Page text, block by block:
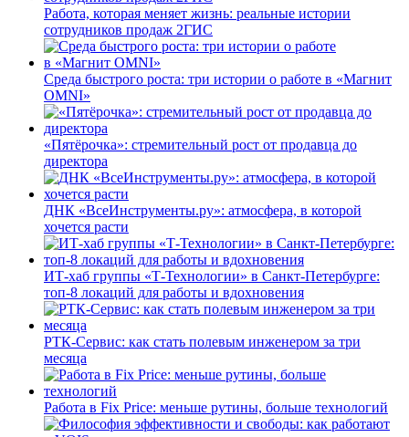
Работа, которая меняет жизнь: реальные истории
сотрудников продаж 2ГИС
Среда быстрого роста: три истории о работе в «Магнит
OMNI»
«Пятёрочка»: стремительный рост от продавца до
директора
ДНК «ВсеИнструменты.ру»: атмосфера, в которой
хочется расти
ИТ-хаб группы «Т-Технологии» в Санкт-Петербурге:
топ-8 локаций для работы и вдохновения
РТК-Сервис: как стать полевым инженером за три
месяца
Работа в Fix Price: меньше рутины, больше технологий